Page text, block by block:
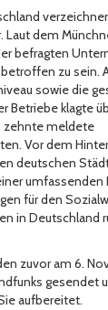
Laut dem
befragten
zu sein.
sowie die
Betriebe klagte
zehnte meldete
Vor dem
deutschen
umfassenden
für den
in
zuvor am 6.
gesendet
aufbereitet.